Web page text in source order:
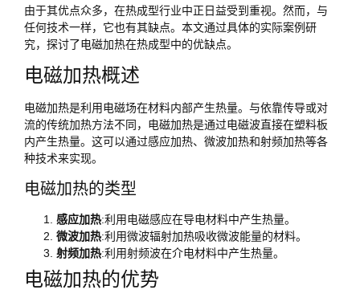
由于其优点众多，在热成型行业中正日益受到重视。然而，与
任何技术一样，它也有其缺点。本文通过具体的实际案例研
究，探讨了电磁加热在热成型中的优缺点。
电磁加热概述
电磁加热是利用电磁场在材料内部产生热量。与依靠传导或对
流的传统加热方法不同，电磁加热是通过电磁波直接在塑料板
内产生热量。这可以通过感应加热、微波加热和射频加热等各
种技术来实现。
电磁加热的类型
感应加热:利用电磁感应在导电材料中产生热量。
微波加热:利用微波辐射加热吸收微波能量的材料。
射频加热:利用射频波在介电材料中产生热量。
电磁加热的优势